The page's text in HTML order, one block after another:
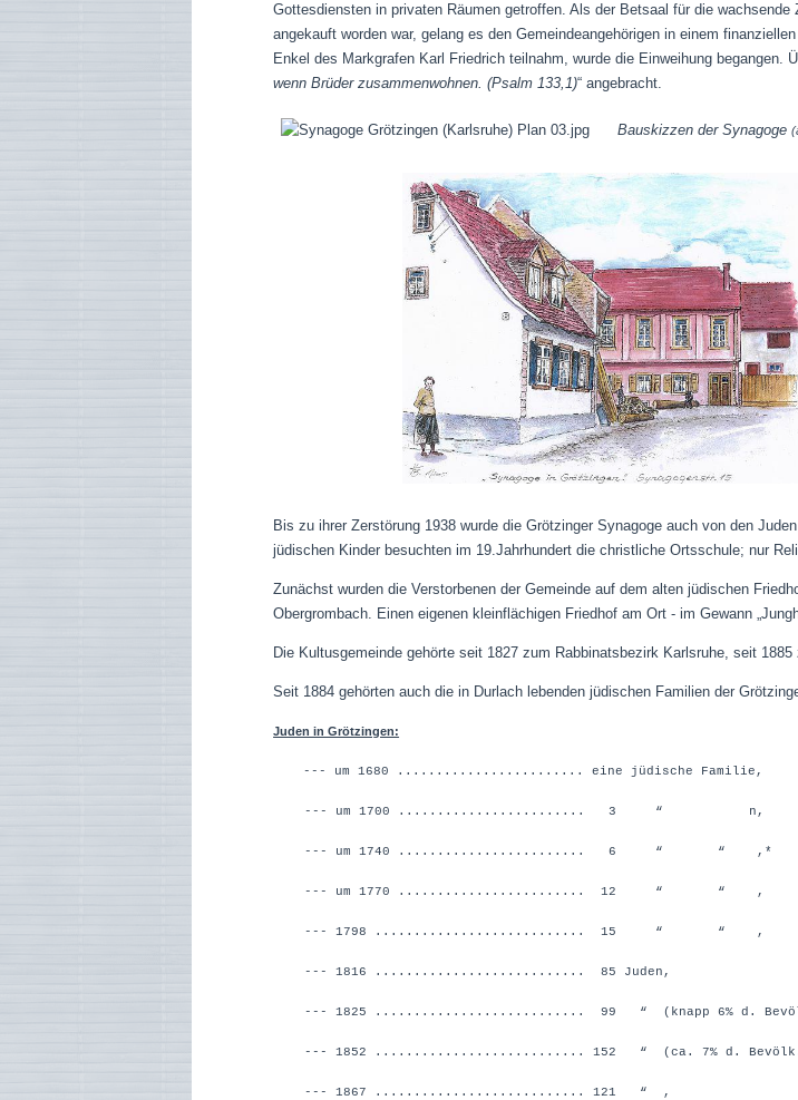
Gottesdiensten in privaten Räumen getroffen. Als der Betsaal für die
angekauft worden war, gelang es den Gemeindeangehörigen in einem
Enkel des Markgrafen Karl Friedrich teilnahm, wurde die Einweihung begangen.
wenn Brüder zusammenwohnen. (Psalm 133,1)“ angebracht.
Bauskizzen der Synagoge
Bis zu ihrer Zerstörung 1938 wurde die Grötzinger Synagoge auch von den
jüdischen Kinder besuchten im 19.Jahrhundert die christliche Ortsschule; nur
Zunächst wurden die Verstorbenen der Gemeinde auf dem alten jüdischen
Obergrombach. Einen eigenen kleinflächigen Friedhof am Ort - im Gewann
Die Kultusgemeinde gehörte seit 1827 zum Rabbinatsbezirk Karlsruhe, seit
Seit 1884 gehörten auch die in Durlach lebenden jüdischen Familien der
Juden in Grötzingen:
--- um 1680 ........................ eine jüdische Familie,
--- um 1700 ........................ 3 “ n,
--- um 1740 ........................ 6 “ “ ,* *
--- um 1770 ........................ 12 “ “ ,
--- 1798 ........................... 15 “ “ ,
--- 1816 ........................... 85 Juden,
--- 1825 ........................... 99 “ (knapp 6% d.
--- 1852 ........................... 152 “ (ca. 7% d.
--- 1867 ........................... 121 “ ,